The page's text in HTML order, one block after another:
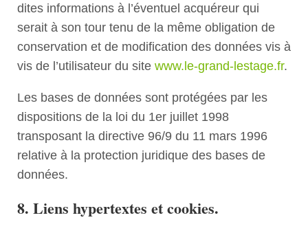
dites informations à l’éventuel acquéreur qui
serait à son tour tenu de la même obligation de
conservation et de modification des données vis à
vis de l’utilisateur du site www.le-grand-lestage.fr.
Les bases de données sont protégées par les
dispositions de la loi du 1er juillet 1998
transposant la directive 96/9 du 11 mars 1996
relative à la protection juridique des bases de
données.
8. Liens hypertextes et cookies.